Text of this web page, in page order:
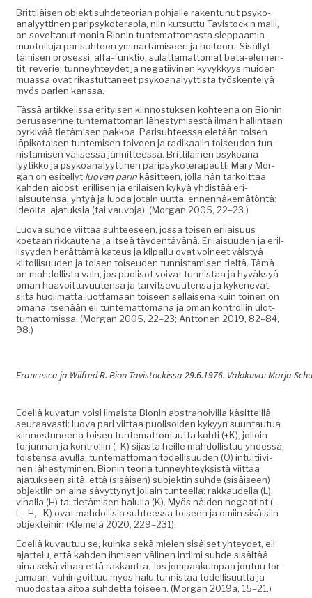
Brit­tiläisen objek­tisuhde­teo­ri­an poh­jalle rak­en­tunut psyko­
ana­lyyt­ti­nen parip­sykoter­apia, niin kut­sut­tu Tavi­s­tockin malli,
on soveltanut monia Bion­in tun­tem­at­tomas­ta siep­paamia
muo­toilu­ja parisuh­teen ymmärtämiseen ja hoitoon. Sisäl­lyt­
tämisen pros­es­si, alfa-funk­tio, sulat­ta­mat­tomat beta-ele­men­
tit, rever­ie, tun­ney­htey­det ja negati­ivi­nen kyvykkyys muiden
muas­sa ovat rikas­tut­ta­neet psyko­ana­lyyt­tista työsken­te­lyä
myös parien kanssa.
Tässä artikke­lis­sa eri­tyisen kiin­nos­tuk­sen kohteena on Bion­in
perusasenne tun­tem­at­toman läh­estymis­es­tä ilman hallintaan
pyrkivää tietämisen pakkoa. Parisuh­teessa eletään toisen
läpiko­taisen tun­temisen toiveen ja radikaalin toiseu­den tun­
nistamisen välisessä jän­nit­teessä. Brit­tiläi­nen psyko­ana­
lyytikko ja psyko­ana­lyyt­ti­nen parip­sykoter­apeut­ti Mary Mor­
gan on esitel­lyt luo­van parinkäsit­teen, jol­la hän tarkoit­taa
kah­den aidosti eril­lisen ja eri­laisen kykyä yhdis­tää eri­
laisuuten­sa, yhtyä ja luo­da jotain uut­ta, ennen­näkemätön­tä:
ideoita, ajatuk­sia (tai vau­vo­ja). (Mor­gan 2005, 22–23.)
Luo­va suhde viit­taa suh­teeseen, jos­sa toisen eri­laisu­us
koetaan rikkaut­e­na ja itseä täy­den­tävänä. Eri­laisu­u­den ja eril­
lisyy­den herät­tämä kateus ja kil­pailu ovat voineet väistyä
kiitol­lisu­u­den ja toisen toiseu­den tun­nistamisen tieltä. Tämä
on mah­dol­lista vain, jos puolisot voivat tun­nistaa ja hyväksyä
oman haavoit­tuvuuten­sa ja tarvit­se­vuuten­sa ja kykenevät
siitä huoli­mat­ta luot­ta­maan toiseen sel­l­aise­na kuin toinen on
omana itsenään eli tun­tem­at­tomana ja oman kon­trol­lin ulot­
tumat­tomis­sa. (Mor­gan 2005, 22–23; Ant­to­nen 2019, 82–84,
98.)
Francesca ja Wil­fred R. Bion Tavi­s­tockissa 29.6.1976. Val­oku­va: Mar­ja
Edel­lä kuvatun voisi ilmaista Bion­in abstra­hoivil­la käsit­teil­lä
seu­raavasti: luo­va pari viit­taa puolisoiden kykyyn suun­tau­tua
kiin­nos­tuneena toisen tun­tem­at­to­muut­ta kohti (+K), jol­loin
tor­jun­nan ja kon­trol­lin (‒K) sijas­ta heille mah­dol­lis­tuu yhdessä,
tois­t­en­sa avul­la, tun­tem­at­toman todel­lisu­u­den (O) intu­iti­ivi­
nen läh­estymi­nen. Bion­in teo­ria tun­ney­hteyk­sistä viit­taa
ajatuk­seen siitä, että (sisäisen) sub­jek­tin suhde (sisäiseen)
objek­ti­in on aina sävyt­tynyt jol­lain tun­teel­la: rakkaudel­la (L),
vihal­la (H) tai tietämisen halul­la (K). Myös näi­den negaa­tiot (‒
L, ‑H, ‒K) ovat mah­dol­lisia suh­teessa toiseen ja omi­in sisäisi­in
objek­tei­hin (Klemelä 2020, 229–231).
Edel­lä kuvau­tuu se, kuin­ka sekä mie­len sisäiset yhtey­det, eli
ajat­telu, että kah­den ihmisen väli­nen inti­i­mi suhde sisältää
aina sekä vihaa että rakkaut­ta. Jos jom­paakumpaa joutuu tor­
ju­maan, vahin­goit­tuu myös halu tun­nistaa todel­lisu­ut­ta ja
muo­dostaa aitoa suhdet­ta toiseen. (Mor­gan 2019a, 15–21.)